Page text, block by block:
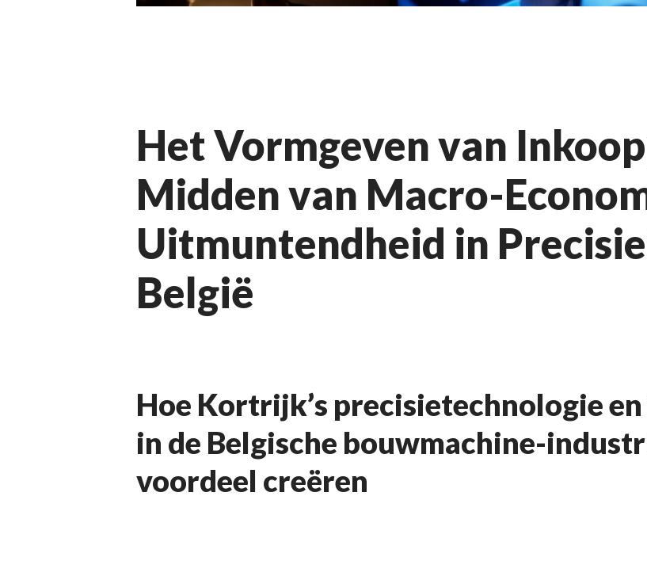
Het Vormgeven van
Midden van Macro-
Uitmuntendheid in
België
Hoe Kortrijk’s precisietechnologie
in de Belgische bouwmachine-
voordeel creëren